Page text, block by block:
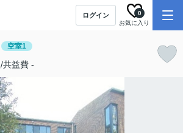
ログイン
お気に入り
0
空室1
共益費 -